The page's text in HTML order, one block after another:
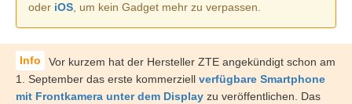
oder iOS , um kein Gadget mehr zu verpassen.
Vor kurzem hat der Hersteller ZTE angekündigt schon am
1. September das erste kommerziell verfügbare Smartphone
mit Frontkamera unter dem Display zu veröffentlichen. Das